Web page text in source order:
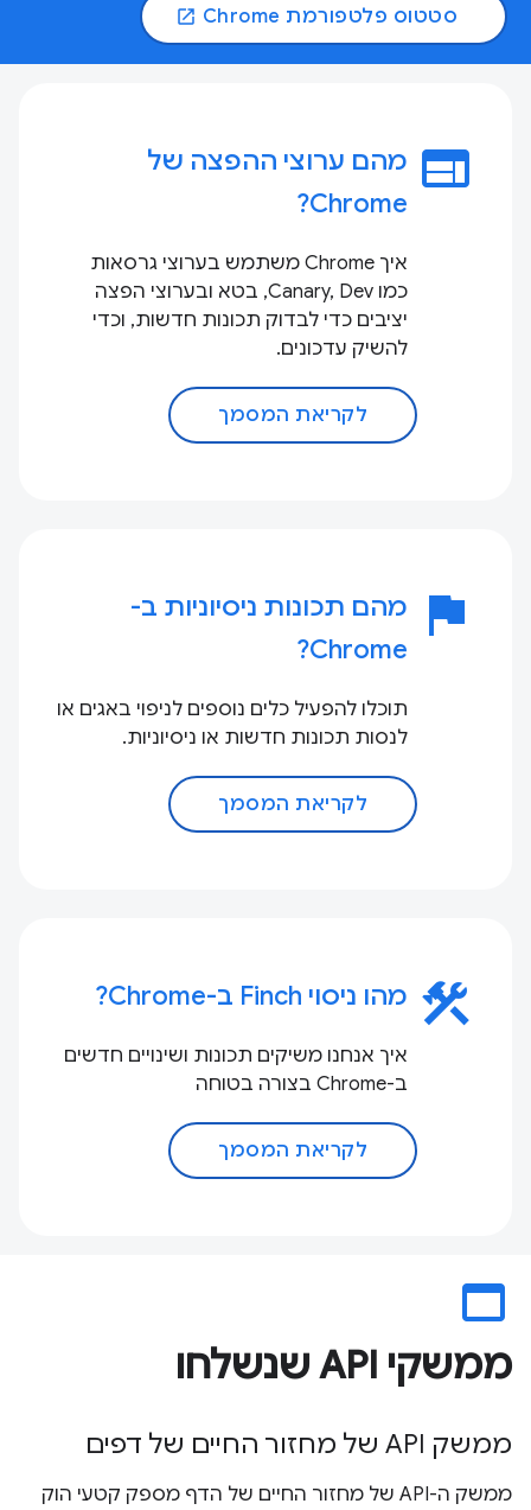
סטטוס פלטפורמת Chrome open_in_new
web מהם ערוצי ההפצה של
Chrome?
איך Chrome משתמש בערוצי גרסאות
כמו Canary, Dev, בטא ובערוצי הפצה
יציבים כדי לבדוק תכונות חדשות, וכדי
להשיק עדכונים.
לקריאת המסמך
flag
מהם תכונות ניסיוניות ב-
Chrome?
תוכלו להפעיל כלים נוספים לניפוי באגים או
לנסות תכונות חדשות או ניסיוניות.
לקריאת המסמך
construction מהו ניסוי Finch ב-Chrome?
איך אנחנו משיקים תכונות ושינויים חדשים
ב-Chrome בצורה בטוחה
לקריאת המסמך
web_asset
ממשקי API שנשלחו
ממשק API של מחזור החיים של דפים
ממשק ה-API של מחזור החיים של הדף מספק קטעי הוק